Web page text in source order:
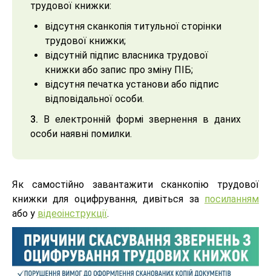
трудової книжки:
відсутня сканкопія титульної сторінки
трудової книжки;
відсутній підпис власника трудової
книжки або запис про зміну ПІБ;
відсутня печатка установи або підпис
відповідальної особи.
3. В електронній формі звернення в даних
особи наявні помилки.
Як самостійно завантажити сканкопію трудової
книжки для оцифрування, дивіться за посиланням
або у відеоінструкції.